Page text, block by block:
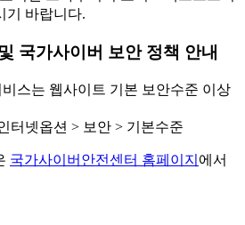
기 바랍니다.
국가사이버 보안 정책 안내
스는 웹사이트 기본 보안수준 이상
터넷옵션 > 보안 > 기본수준
국가사이버안전센터 홈페이지 에서